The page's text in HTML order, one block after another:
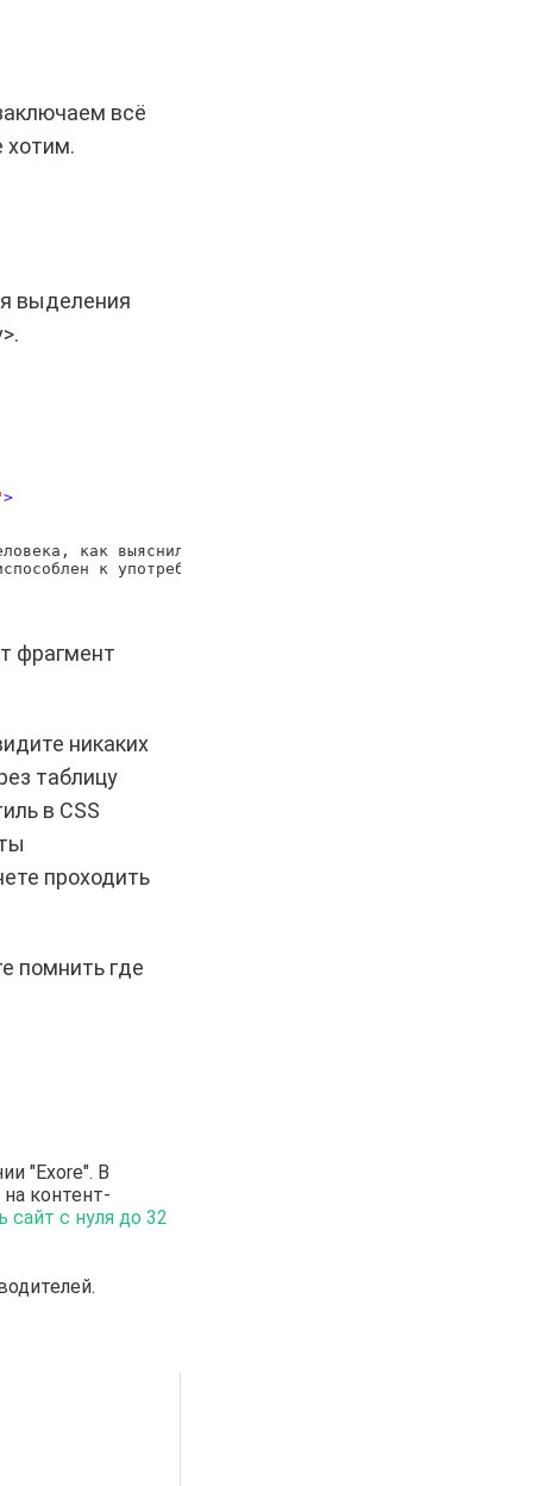
всё
хотим.
выделения
.
>
как выяснили учёные, питались преимущественно
к употреблению фруктов
фрагмент
никаких
таблицу
в CSS
проходить
помнить где
"Exore". В
контент-
сайт с нуля до 32